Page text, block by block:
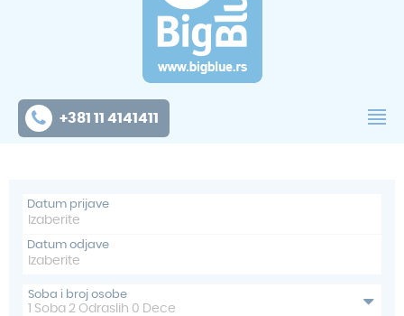
+381 11 4141411
Datum prijave
Datum odjave
Soba i broj osobe
Soba 2 Odraslih 0 Dece